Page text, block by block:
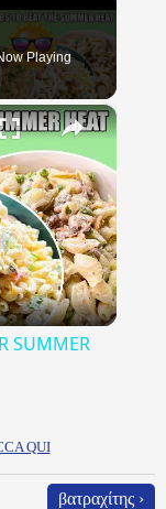
Playing
×
SUMMER
QUI
βατραχίτης ›